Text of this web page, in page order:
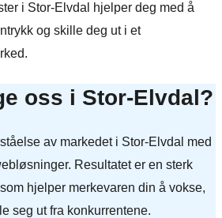
i Stor-Elvdal hjelper deg med å
og skille deg ut i et
oss i Stor-Elvdal?
av markedet i Stor-Elvdal med
Resultatet er en sterk
hjelper merkevaren din å vokse,
seg ut fra konkurrentene.